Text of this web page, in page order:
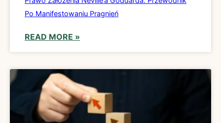
Po Manifestowaniu Pragnień
READ MORE »